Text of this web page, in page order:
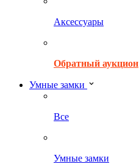
Аксессуары
Обратный аукцион
Умные замки
Все
Умные замки